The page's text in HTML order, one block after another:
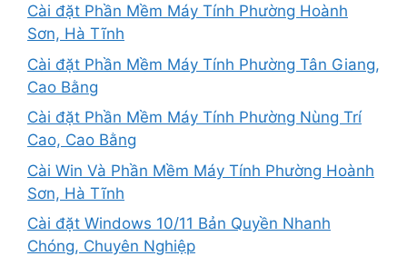
Cài đặt Phần Mềm Máy Tính Phường Hoành
Sơn, Hà Tĩnh
Cài đặt Phần Mềm Máy Tính Phường Tân Giang,
Cao Bằng
Cài đặt Phần Mềm Máy Tính Phường Nùng Trí
Cao, Cao Bằng
Cài Win Và Phần Mềm Máy Tính Phường Hoành
Sơn, Hà Tĩnh
Cài đặt Windows 10/11 Bản Quyền Nhanh
Chóng, Chuyên Nghiệp